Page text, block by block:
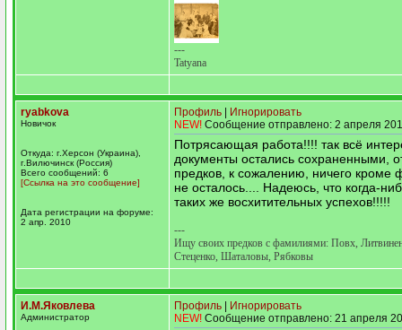
---
Tatyana
ryabkova
Новичок
Откуда: г.Херсон (Украина),
г.Вилючинск (Россия)
Всего сообщений: 6
[Ссылка на это сообщение]
Дата регистрации на форуме:
2 апр. 2010
Профиль
Игнорировать
NEW! Сообщение отправлено: 2 апреля
Потрясающая работа!!!! так всё
документы остались сохраненными,
предков, к сожалению, ничего кроме
не осталось.... Надеюсь, что когда-
таких же восхитительных успехов!!!!!
---
Ищу своих предков с фамилиями: Повх,
Стеценко, Шаталовы, Рябковы
И.М.Яковлева
Администратор
Профиль
Игнорировать
NEW! Сообщение отправлено: 21 апреля